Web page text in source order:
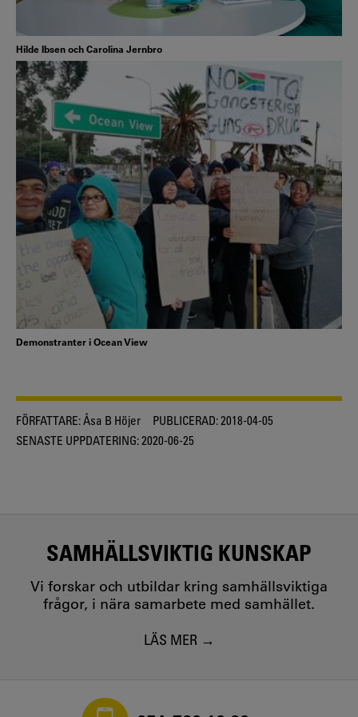
Hilde Ibsen och Carolina Jernbro
Demonstranter i Ocean View
FÖRFATTARE:Åsa B Höjer PUBLICERAD:2018-04-05
SENASTE UPPDATERING:2020-06-25
SAMHÄLLSVIKTIG KUNSKAP
Vi forskar och utbildar kring samhällsviktiga
frågor, i nära samarbete med samhället.
LÄS MER